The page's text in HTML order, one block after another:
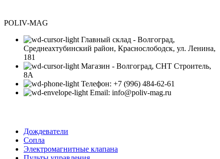
POLIV-MAG
Главный склад - Волгоград,
Среднеахтубинский район, Краснослободск, ул. Ленина,
181
Магазин - Волгоград, СНТ Строитель,
8А
Телефон: +7 (996) 484-62-61
Email: info@poliv-mag.ru
Дождеватели
Сопла
Электромагнитные клапана